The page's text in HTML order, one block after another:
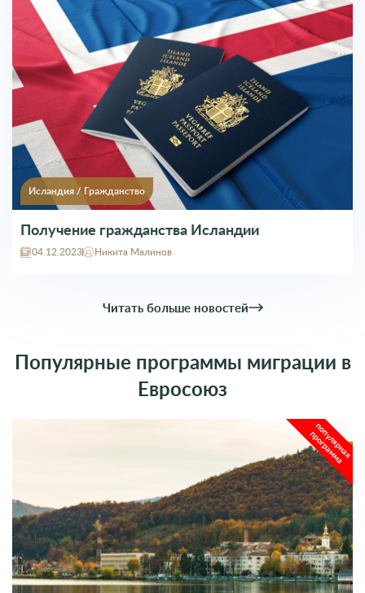
Исландия / Гражданство
Получение гражданства Исландии
04.12.2023 Никита Малинов
Читать больше новостей
Популярные программы миграции в
Евросоюз
популярная
программа